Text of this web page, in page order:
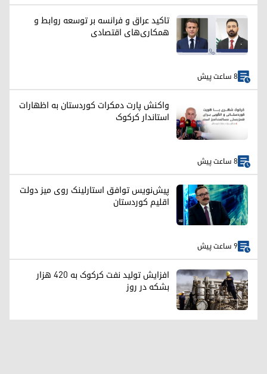
تاکید عراق و فرانسه بر توسعه روابط و
همکاری‌های اقتصادی
8 ساعت پیش
واکنش پارت دمکرات کوردستان به اظهارات
استاندار کرکوک
8 ساعت پیش
پیش‌نویس توافق استارلینک روی میز دولت
اقلیم کوردستان
9 ساعت پیش
افزایش تولید نفت کرکوک به ۴۲۰ هزار
بشکه در روز